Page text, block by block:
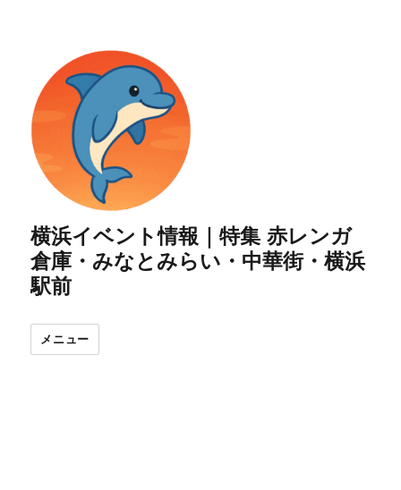
横浜イベント情報｜特集 赤レンガ
倉庫・みなとみらい・中華街・横浜
駅前
メニュー